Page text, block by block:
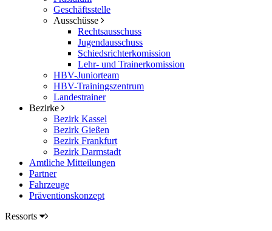
Geschäftsstelle
Ausschüsse
Rechtsausschuss
Jugendausschuss
Schiedsrichterkomission
Lehr- und Trainerkomission
HBV-Juniorteam
HBV-Trainingszentrum
Landestrainer
Bezirke
Bezirk Kassel
Bezirk Gießen
Bezirk Frankfurt
Bezirk Darmstadt
Amtliche Mitteilungen
Partner
Fahrzeuge
Präventionskonzept
Ressorts